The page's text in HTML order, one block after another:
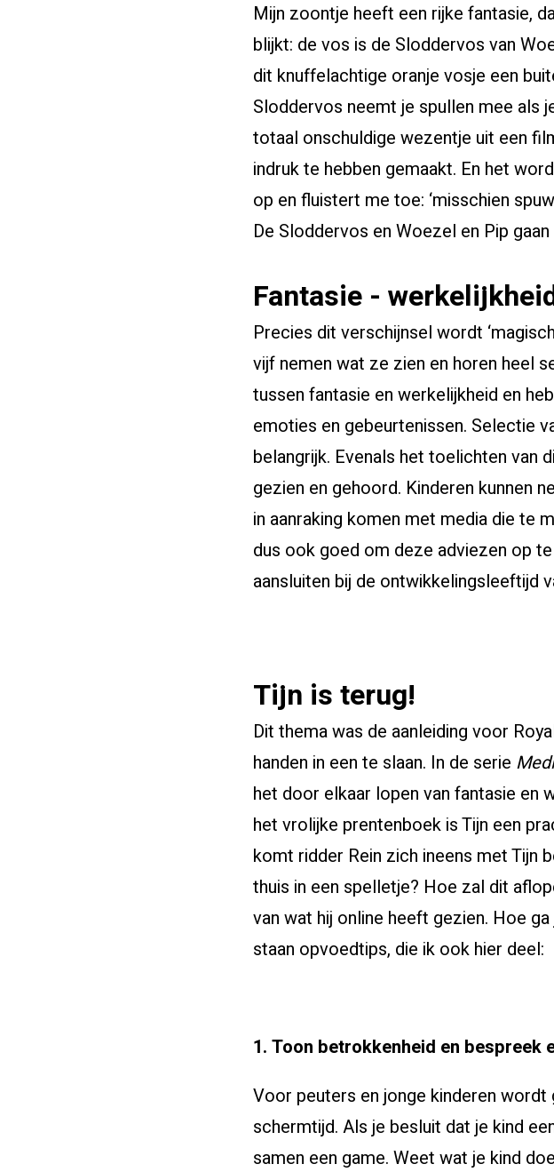
Mijn zoontje heeft een rijke fantasie,
blijkt: de vos is de Sloddervos van
dit knuffelachtige oranje vosje een
Sloddervos neemt je spullen mee als
totaal onschuldige wezentje uit een
indruk te hebben gemaakt. En het
op en fluistert me toe: ‘misschien
De Sloddervos en Woezel en Pip
Fantasie -
Precies dit verschijnsel wordt
vijf nemen wat ze zien en horen heel
tussen fantasie en werkelijkheid en
emoties en gebeurtenissen. Selectie
belangrijk. Evenals het toelichten van
gezien en gehoord. Kinderen kunnen
in aanraking komen met media die te
dus ook goed om deze adviezen op
aansluiten bij de ontwikkelingsleeftijd
Tijn is terug!
Dit thema was de aanleiding voor
handen in een te slaan. In de serie
het door elkaar lopen van fantasie
het vrolijke prentenboek is Tijn een
komt ridder Rein zich ineens met Tijn
thuis in een spelletje? Hoe zal dit
van wat hij online heeft gezien. Hoe
staan opvoedtips, die ik ook hier deel:
1. Toon betrokkenheid en bespreek
Voor peuters en jonge kinderen
schermtijd. Als je besluit dat je kind
samen een game. Weet wat je kind